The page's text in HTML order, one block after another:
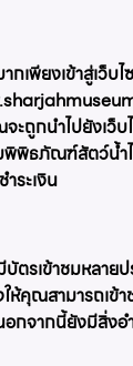
เพียงเข้าสู่เว็บ
ถูกนำไปยังเว็
พิพิธภัณฑ์สัตว์น้ำ
ระเงิน
รเข้าชมหลายป
ห้คุณสามารถเ
อกจากนี้ยังมีสิ่ง